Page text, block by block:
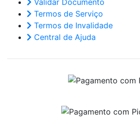
Validar Documento
Termos de Serviço
Termos de Invalidade
Central de Ajuda